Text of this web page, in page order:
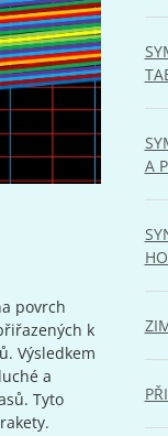
povrch
k
Výsledkem
a
Tyto
A